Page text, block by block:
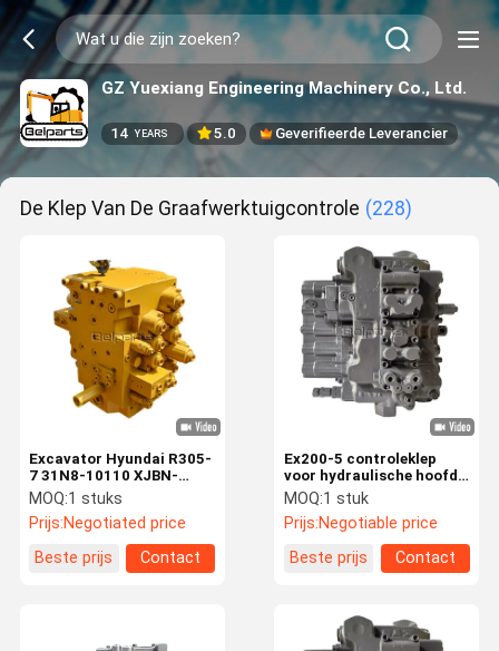
GZ Yuexiang Engineering Machinery Co., Ltd.
14 YEARS 5.0 Geverifieerde Leverancier
De Klep Van De Graafwerktuigcontrole (228)
Excavator Hyundai R305-
7 31N8-10110 XJBN-
00242
Controleaansluiting
MOQ:1 stuks
Prijs:Negotiated price
Beste prijs
Contact
Ex200-5 controleklep
voor hydraulische hoofd
de controleklep 4366959
van het
hitachigraafwerktuig
MOQ:1 stuk
Prijs:Negotiable price
Beste prijs
Contact